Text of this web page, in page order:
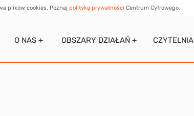
plików cookies. Poznaj politykę prywatności Centrum Cyfrowego.
O NAS + OBSZARY DZIAŁAŃ + CZYTELNIA